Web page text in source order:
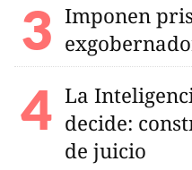
Imponen
La
decide:
de juicio